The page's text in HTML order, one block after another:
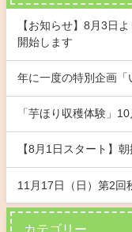
【お知らせ】8月3日
開始します
年に一度の特別企画「
「芋ほり収穫体験」
【8月1日スタート】
11月17日（日）第2回
カテゴリー